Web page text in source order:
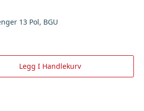
13 Pol, BGU
Legg I Handlekurv